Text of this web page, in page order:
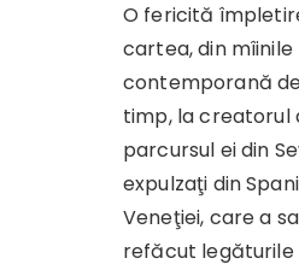
O fericită
cartea, din
contemporană
timp, la creatorul
parcursul ei din
expulzaţi din
Veneţiei, care a
refăcut legăturile